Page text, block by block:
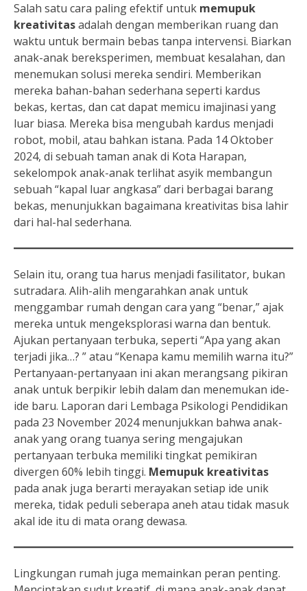
Salah satu cara paling efektif untuk memupuk
kreativitasadalah dengan memberikan ruang dan
waktu untuk bermain bebas tanpa intervensi. Biarkan
anak-anak bereksperimen, membuat kesalahan, dan
menemukan solusi mereka sendiri. Memberikan
mereka bahan-bahan sederhana seperti kardus
bekas, kertas, dan cat dapat memicu imajinasi yang
luar biasa. Mereka bisa mengubah kardus menjadi
robot, mobil, atau bahkan istana. Pada 14 Oktober
2024, di sebuah taman anak di Kota Harapan,
sekelompok anak-anak terlihat asyik membangun
sebuah “kapal luar angkasa” dari berbagai barang
bekas, menunjukkan bagaimana kreativitas bisa lahir
dari hal-hal sederhana.
Selain itu, orang tua harus menjadi fasilitator, bukan
sutradara. Alih-alih mengarahkan anak untuk
menggambar rumah dengan cara yang “benar,” ajak
mereka untuk mengeksplorasi warna dan bentuk.
Ajukan pertanyaan terbuka, seperti “Apa yang akan
terjadi jika…? ” atau “Kenapa kamu memilih warna itu?”
Pertanyaan-pertanyaan ini akan merangsang pikiran
anak untuk berpikir lebih dalam dan menemukan ide-
ide baru. Laporan dari Lembaga Psikologi Pendidikan
pada 23 November 2024 menunjukkan bahwa anak-
anak yang orang tuanya sering mengajukan
pertanyaan terbuka memiliki tingkat pemikiran
divergen 60% lebih tinggi. Memupuk kreativitas
pada anak juga berarti merayakan setiap ide unik
mereka, tidak peduli seberapa aneh atau tidak masuk
akal ide itu di mata orang dewasa.
Lingkungan rumah juga memainkan peran penting.